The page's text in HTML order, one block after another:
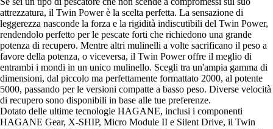
attrezzatura, il Twin Power è la scelta perfetta. La sensazione di
leggerezza nasconde la forza e la rigidità indiscutibili del Twin Power,
rendendolo perfetto per le pescate forti che richiedono una grande
potenza di recupero. Mentre altri mulinelli a volte sacrificano il peso a
favore della potenza, o viceversa, il Twin Power offre il meglio di
entrambi i mondi in un unico mulinello. Scegli tra un'ampia gamma di
dimensioni, dal piccolo ma perfettamente formattato 2000, al potente
5000, passando per le versioni compatte a basso peso. Diverse velocità
di recupero sono disponibili in base alle tue preferenze.
Dotato delle ultime tecnologie HAGANE, inclusi i componenti
HAGANE Gear, X-SHIP, Micro Module II e Silent Drive, il Twin